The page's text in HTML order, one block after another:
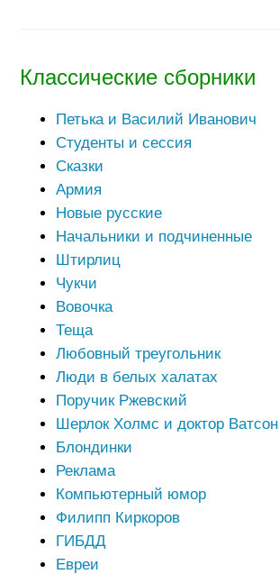
Классические сборники
Петька и Василий Иванович
Студенты и сессия
Сказки
Армия
Новые русские
Начальники и подчиненные
Штирлиц
Чукчи
Вовочка
Теща
Любовный треугольник
Люди в белых халатах
Поручик Ржевский
Шерлок Холмс и доктор Ватсон
Блондинки
Реклама
Компьютерный юмор
Филипп Киркоров
ГИБДД
Евреи